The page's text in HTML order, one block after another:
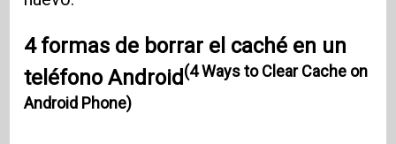
4 formas de borrar el caché en un
teléfono Android (4 Ways to Clear Cache on
Android Phone)